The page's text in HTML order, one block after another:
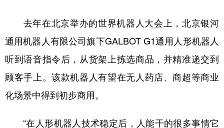
去年在北京举办的世界机器人大会上，北京银河
通用机器人有限公司旗下GALBOT G1通用人形机器人
听到语音指令后，从货架上拣选商品，并精准递交到
顾客手上。该款机器人有望在无人药店、商超等商业
化场景中得到初步商用。
“在人形机器人技术稳定后，人能干的很多事情它